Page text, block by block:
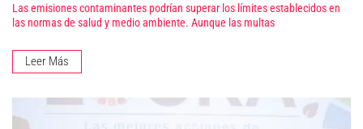
Las emisiones contaminantes podrían superar los límites establecidos en
las normas de salud y medio ambiente. Aunque las multas
Leer Más